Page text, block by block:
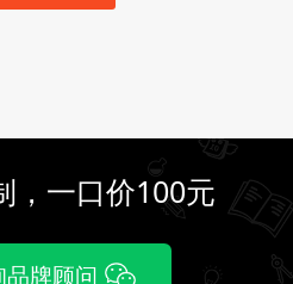
，一口价100元
牌顾问